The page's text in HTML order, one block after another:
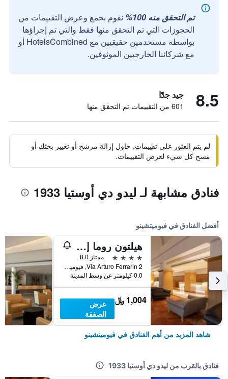
تم التحقق منه 100%
نقوم بجمع وعرض التقييمات من
الحجوزات التي تم التحقق منها فقط والتي تم إجراؤها
بواسطة مستخدمين حقيقيين مع HotelsCombined أو
مع شركائنا الخارجيين الموثوقين.
8.5 جيد جدًا
601 من التقييمات تم التحقق منها
لم يتم العثور على تقييمات. حاول إزالة مرشح أو تغيير بحثك أو
مسح كل شيء لعرض التقييمات.
فنادق مشابهة لـ ليدو دي أوستيا 1933
أفضل الفنادق في فيوميتشينو
هيلتون روما إيربورت
4 نجوم
ممتاز 8.0
Via Arturo Ferrarin 2, فيوميتشينو, مقاطعة روما, إيطاليا
0.0 كيلومتر عن وسط المدينة
1,004 ﷼
عرض
الصفقة
شاهد المزيد من أهم الفنادق في فيوميتشينو
فنادق بالقرب من ليدو دي أوستيا 1933